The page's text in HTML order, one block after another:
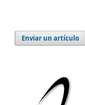
Enviar un artículo